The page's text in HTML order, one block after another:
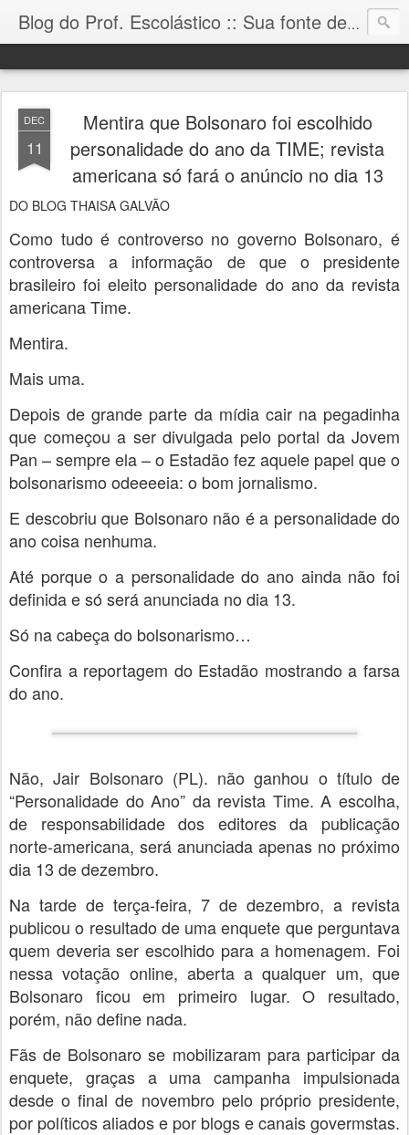
Blog do Prof. Escolástico :: Sua fonte de informação!
DEC
11
Mentira que Bolsonaro foi escolhido
personalidade do ano da TIME; revista
americana só fará o anúncio no dia 13
DO BLOG THAISA GALVÃO
Como tudo é controverso no governo Bolsonaro, é
controversa a informação de que o presidente
brasileiro foi eleito personalidade do ano da revista
americana Time.
Mentira.
Mais uma.
Depois de grande parte da mídia cair na pegadinha
que começou a ser divulgada pelo portal da Jovem
Pan – sempre ela – o Estadão fez aquele papel que o
bolsonarismo odeeeeia: o bom jornalismo.
E descobriu que Bolsonaro não é a personalidade do
ano coisa nenhuma.
Até porque o a personalidade do ano ainda não foi
definida e só será anunciada no dia 13.
Só na cabeça do bolsonarismo…
Confira a reportagem do Estadão mostrando a farsa
do ano.
Não, Jair Bolsonaro (PL). não ganhou o título de
“Personalidade do Ano” da revista Time. A escolha,
de responsabilidade dos editores da publicação
norte-americana, será anunciada apenas no próximo
dia 13 de dezembro.
Na tarde de terça-feira, 7 de dezembro, a revista
publicou o resultado de uma enquete que perguntava
quem deveria ser escolhido para a homenagem. Foi
nessa votação online, aberta a qualquer um, que
Bolsonaro ficou em primeiro lugar. O resultado,
porém, não define nada.
Fãs de Bolsonaro se mobilizaram para participar da
enquete, graças a uma campanha impulsionada
desde o final de novembro pelo próprio presidente,
por políticos aliados e por blogs e canais govermstas.